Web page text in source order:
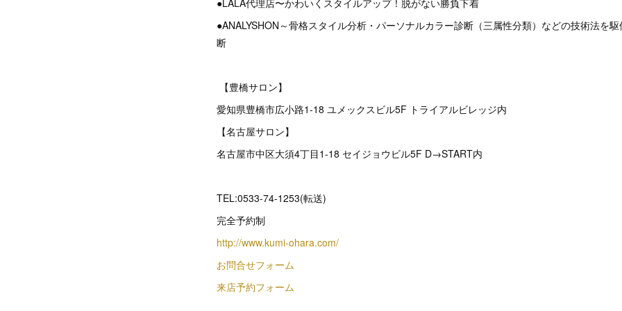
●LALA代理店〜かわいくスタイルアップ！脱がない勝負下着
●ANALYSHON～骨格スタイル分析・パーソナルカラー診断（三属性分類）などの技術法を
断
【豊橋サロン】
愛知県豊橋市広小路1-18 ユメックスビル5F トライアルビレッジ内
【名古屋サロン】
名古屋市中区大須4丁目1-18 セイジョウビル5F D→START内
TEL:0533-74-1253(転送)
完全予約制
http://www.kumi-ohara.com/
お問合せフォーム
来店予約フォーム